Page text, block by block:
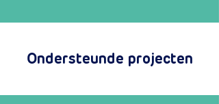
Ondersteunde projecten